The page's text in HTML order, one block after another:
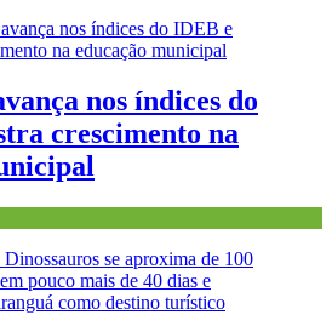
nos índices do
crescimento na